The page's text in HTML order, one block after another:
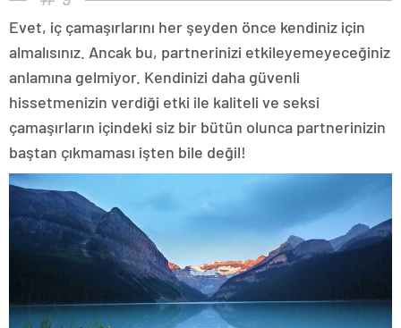
Evet, iç çamaşırlarını her şeyden önce kendiniz için
almalısınız. Ancak bu, partnerinizi etkileyemeyeceğiniz
anlamına gelmiyor. Kendinizi daha güvenli
hissetmenizin verdiği etki ile kaliteli ve seksi
çamaşırların içindeki siz bir bütün olunca partnerinizin
baştan çıkmaması işten bile değil!